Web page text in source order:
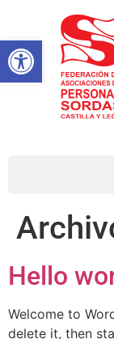
Abrir barra de
Hello
Welcome to
delete it, then